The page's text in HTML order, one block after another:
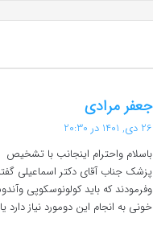
جعفر مرادی
ف
:
26 دی, 1401 در 20:30
باسلام واحترام اینجانب با تشخیص
پزشک جناب آقای دکتر اسماعیلی
وفرمودند که باید کولونوسکوپی
خونی به انجام این دومورد نیاز دارد